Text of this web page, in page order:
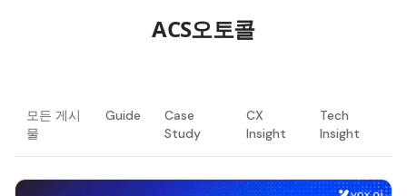
ACS오토콜
모든 게시
물
Guide
Case
Study
CX
Insight
Tech
Insight
최신